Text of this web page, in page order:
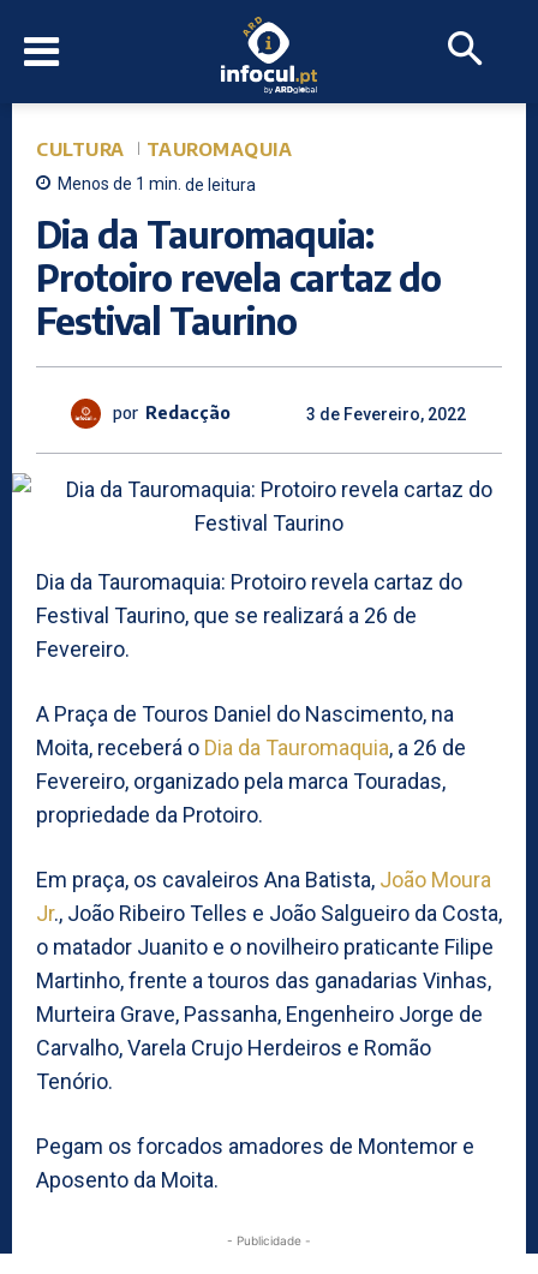
CULTURA TAUROMAQUIA
Menos de 1 min. de leitura
Dia da Tauromaquia:
Protoiro revela cartaz do
Festival Taurino
por Redacção 3 de Fevereiro, 2022
Dia da Tauromaquia: Protoiro revela cartaz do
Festival Taurino, que se realizará a 26 de
Fevereiro.
A Praça de Touros Daniel do Nascimento, na
Moita, receberá o Dia da Tauromaquia, a 26 de
Fevereiro, organizado pela marca Touradas,
propriedade da Protoiro.
Em praça, os cavaleiros Ana Batista, João Moura
Jr., João Ribeiro Telles e João Salgueiro da Costa,
o matador Juanito e o novilheiro praticante Filipe
Martinho, frente a touros das ganadarias Vinhas,
Murteira Grave, Passanha, Engenheiro Jorge de
Carvalho, Varela Crujo Herdeiros e Romão
Tenório.
Pegam os forcados amadores de Montemor e
Aposento da Moita.
- Publicidade -